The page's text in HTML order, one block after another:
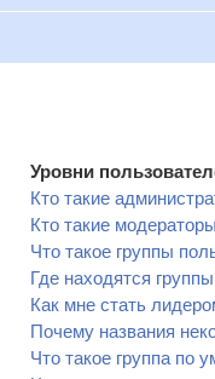
Уровни
Кто такие
Кто такие
Что такое группы
Где находятся
Как мне стать
Почему названия
Что такое группа по